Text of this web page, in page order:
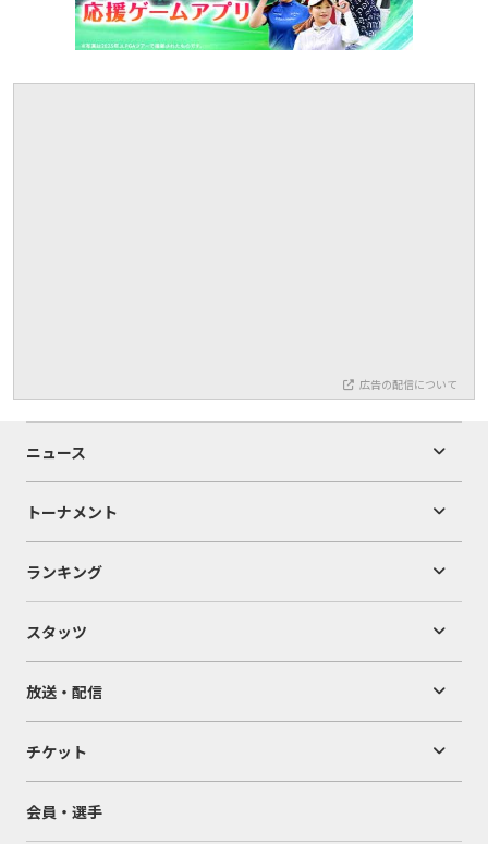
広告の配信について
ニュース
トーナメント
ランキング
スタッツ
放送・配信
チケット
会員・選手